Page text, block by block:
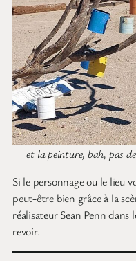
et la peinture, bah, pas
Si le personnage ou le lieu
peut-être bien grâce à la
réalisateur Sean Penn
revoir.